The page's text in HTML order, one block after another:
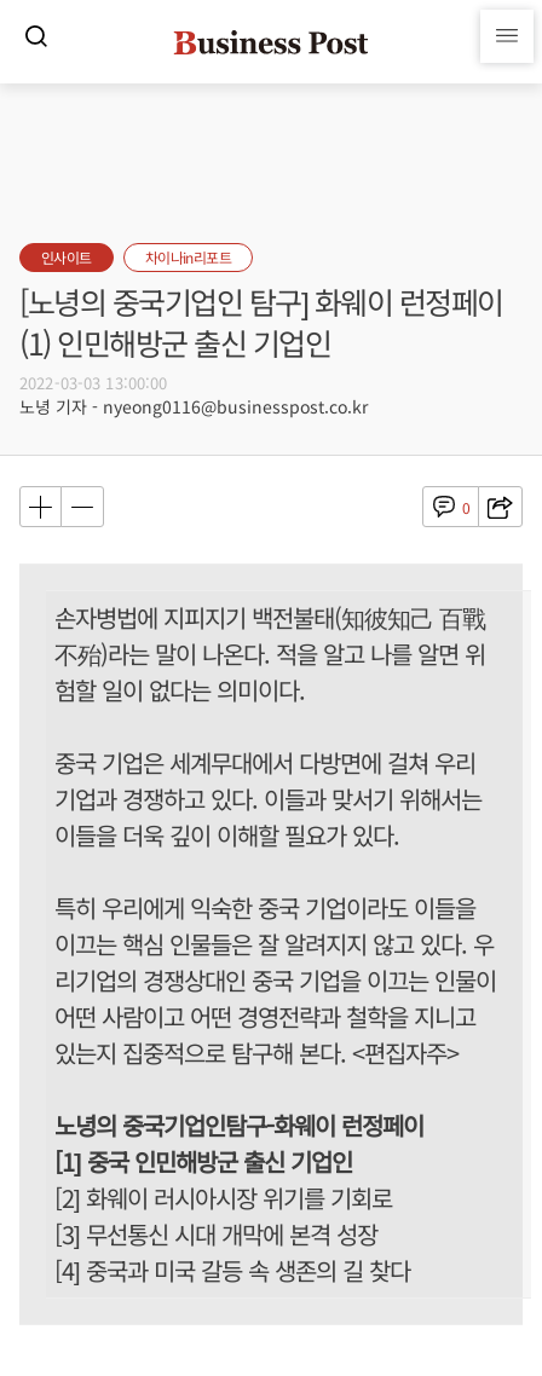
인사이트 차이나in리포트
[노녕의 중국기업인 탐구] 화웨이 런정페이
(1) 인민해방군 출신 기업인
2022-03-03 13:00:00
노녕 기자 - nyeong0116@businesspost.co.kr
0
손자병법에 지피지기 백전불태(知彼知己 百戰
不殆)라는 말이 나온다. 적을 알고 나를 알면 위
험할 일이 없다는 의미이다.
중국 기업은 세계무대에서 다방면에 걸쳐 우리
기업과 경쟁하고 있다. 이들과 맞서기 위해서는
이들을 더욱 깊이 이해할 필요가 있다.
특히 우리에게 익숙한 중국 기업이라도 이들을
이끄는 핵심 인물들은 잘 알려지지 않고 있다. 우
리기업의 경쟁상대인 중국 기업을 이끄는 인물이
어떤 사람이고 어떤 경영전략과 철학을 지니고
있는지 집중적으로 탐구해 본다. <편집자주>
노녕의 중국기업인탐구-화웨이 런정페이
[1] 중국 인민해방군 출신 기업인
[2] 화웨이 러시아시장 위기를 기회로
[3] 무선통신 시대 개막에 본격 성장
[4] 중국과 미국 갈등 속 생존의 길 찾다